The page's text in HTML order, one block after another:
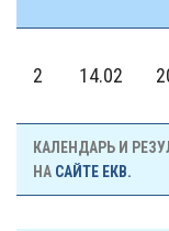
2 14.02
КАЛЕНДАРЬ И
НА САЙТЕ ЕКВ.